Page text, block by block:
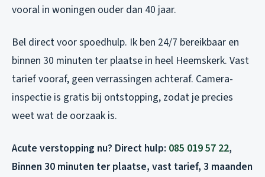
vooral in woningen ouder dan 40 jaar.
Bel direct voor spoedhulp. Ik ben 24/7 bereikbaar en
binnen 30 minuten ter plaatse in heel Heemskerk. Vast
tarief vooraf, geen verrassingen achteraf. Camera-
inspectie is gratis bij ontstopping, zodat je precies
weet wat de oorzaak is.
Acute verstopping nu? Direct hulp: 085 019 57 22,
Binnen 30 minuten ter plaatse, vast tarief, 3 maanden